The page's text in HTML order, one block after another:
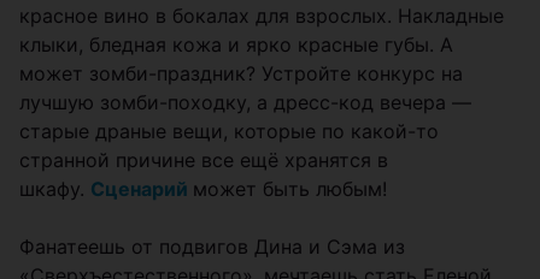
красное вино в бокалах для взрослых. Накладные
клыки, бледная кожа и ярко красные губы. А
может зомби-праздник? Устройте конкурс на
лучшую зомби-походку, а дресс-код вечера —
старые драные вещи, которые по какой-то
странной причине все ещё хранятся в
шкафу. Сценарий может быть любым!
Фанатеешь от подвигов Дина и Сэма из